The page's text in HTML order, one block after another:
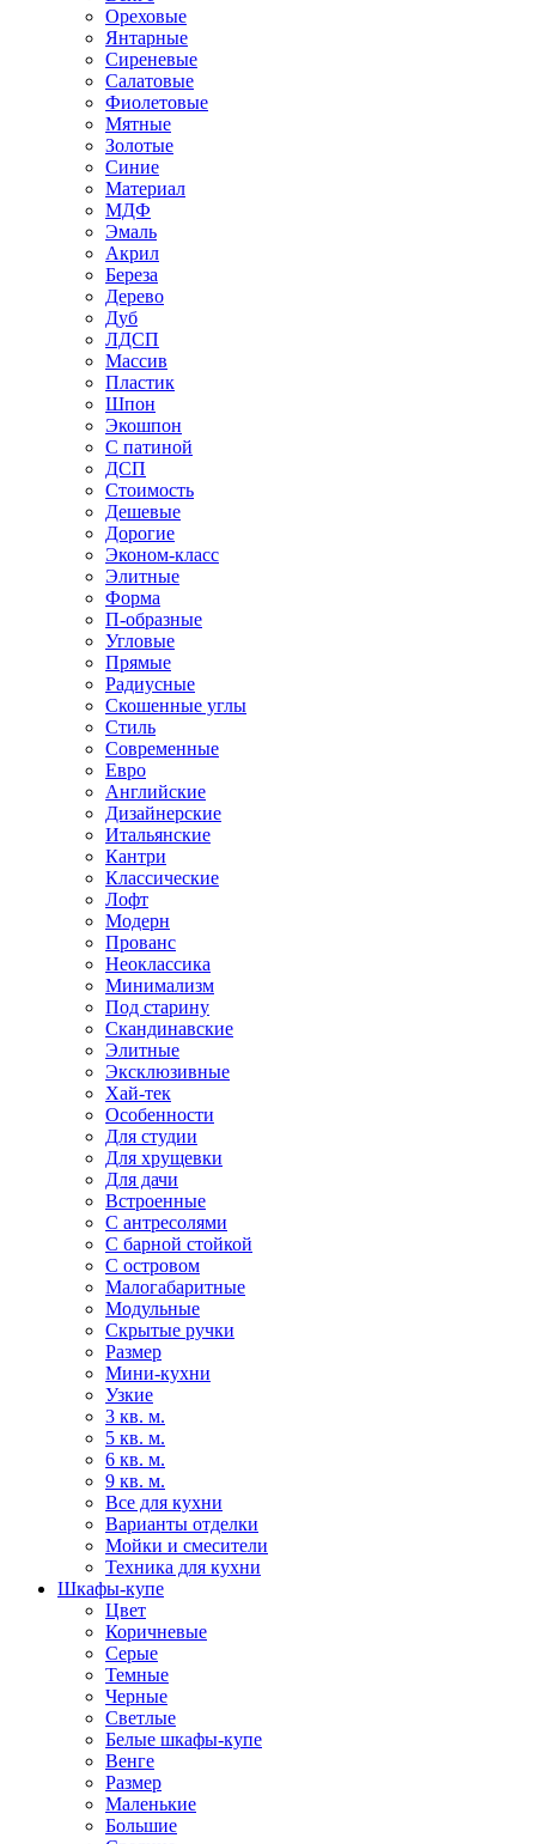
Ореховые
Янтарные
Сиреневые
Салатовые
Фиолетовые
Мятные
Золотые
Синие
Материал
МДФ
Эмаль
Акрил
Береза
Дерево
Дуб
ЛДСП
Массив
Пластик
Шпон
Экошпон
С патиной
ДСП
Стоимость
Дешевые
Дорогие
Эконом-класс
Элитные
Форма
П-образные
Угловые
Прямые
Радиусные
Скошенные углы
Стиль
Современные
Евро
Английские
Дизайнерские
Итальянские
Кантри
Классические
Лофт
Модерн
Прованс
Неоклассика
Минимализм
Под старину
Скандинавские
Элитные
Эксклюзивные
Хай-тек
Особенности
Для студии
Для хрущевки
Для дачи
Встроенные
С антресолями
С барной стойкой
С островом
Малогабаритные
Модульные
Скрытые ручки
Размер
Мини-кухни
Узкие
3 кв. м.
5 кв. м.
6 кв. м.
9 кв. м.
Все для кухни
Варианты отделки
Мойки и смесители
Техника для кухни
Шкафы-купе
Цвет
Коричневые
Серые
Темные
Черные
Светлые
Белые шкафы-купе
Венге
Размер
Маленькие
Большие